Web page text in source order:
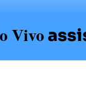
Vivo